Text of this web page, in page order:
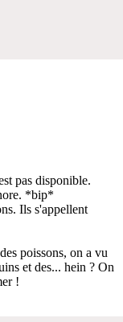
pas disponible.
*bip*
Ils s'appellent
poissons, on a vu
et des... hein ? On
!